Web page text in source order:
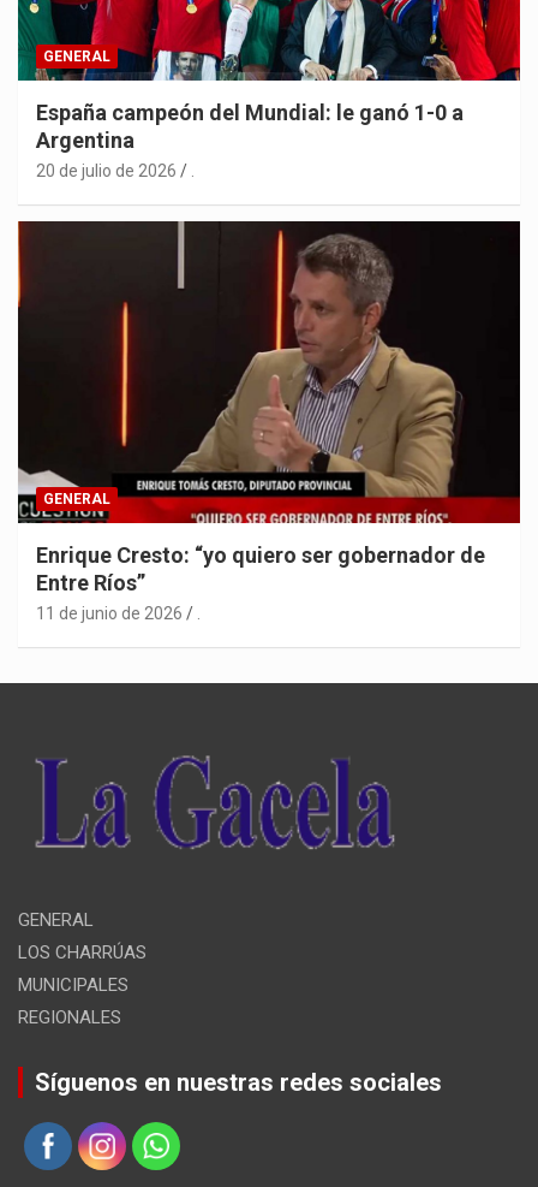
GENERAL
España campeón del Mundial: le ganó 1-0 a
Argentina
20 de julio de 2026 .
GENERAL
Enrique Cresto: “yo quiero ser gobernador de
Entre Ríos”
11 de junio de 2026
GENERAL
LOS CHARRÚAS
MUNICIPALES
REGIONALES
Síguenos en nuestras redes sociales